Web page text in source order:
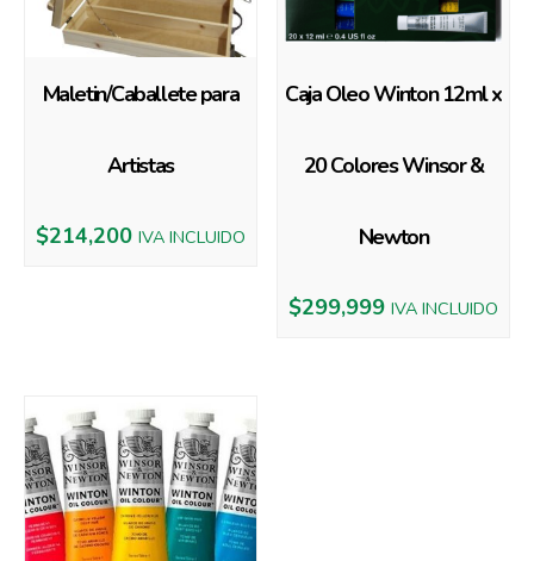
Maletin/Caballete para
Artistas
$214,200 IVA INCLUIDO
Caja Oleo Winton 12ml x
20 Colores Winsor &
Newton
$299,999 IVA INCLUIDO